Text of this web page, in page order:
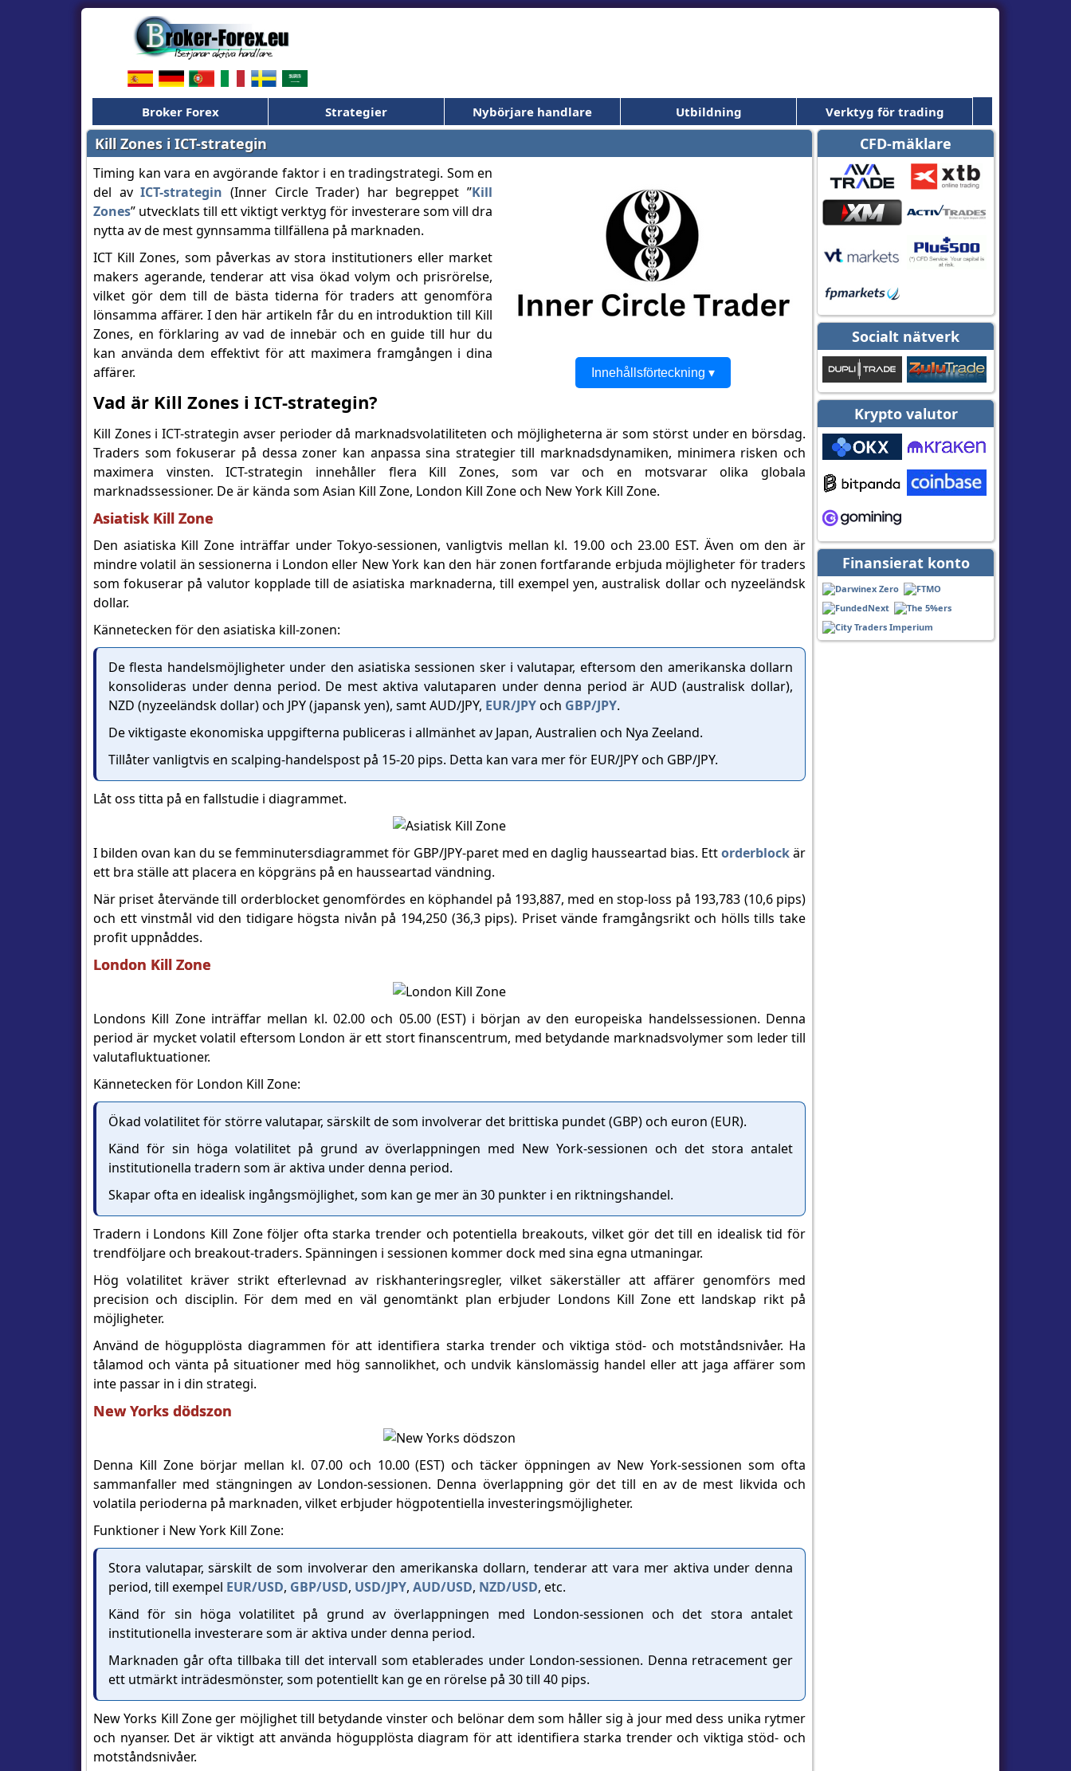
Broker Forex Strategier Nybörjare handlare Utbildning Verktyg för trading
CFD-mäklare
Socialt nätverk
Krypto valutor
Finansierat konto
Kill Zones i ICT-strategin
Innehållsförteckning ▾
Timing kan vara en avgörande faktor i en tradingstrategi. Som en
del avICT-strategin (Inner Circle Trader) har begreppet ”Kill
Zones” utvecklats till ett viktigt verktyg för investerare som vill dra
nytta av de mest gynnsamma tillfällena på marknaden.
ICT Kill Zones, som påverkas av stora institutioners eller market
makers agerande, tenderar att visa ökad volym och prisrörelse,
vilket gör dem till de bästa tiderna för traders att genomföra
lönsamma affärer. I den här artikeln får du en introduktion till Kill
Zones, en förklaring av vad de innebär och en guide till hur du
kan använda dem effektivt för att maximera framgången i dina
affärer.
Vad är Kill Zones i ICT-strategin?
Kill Zones i ICT-strategin avser perioder då marknadsvolatiliteten och möjligheterna är som störst under en börsdag.
Traders som fokuserar på dessa zoner kan anpassa sina strategier till marknadsdynamiken, minimera risken och
maximera vinsten. ICT-strategin innehåller flera Kill Zones, som var och en motsvarar olika globala
marknadssessioner. De är kända som Asian Kill Zone, London Kill Zone och New York Kill Zone.
Asiatisk Kill Zone
Den asiatiska Kill Zone inträffar under Tokyo-sessionen, vanligtvis mellan kl. 19.00 och 23.00 EST. Även om den är
mindre volatil än sessionerna i London eller New York kan den här zonen fortfarande erbjuda möjligheter för traders
som fokuserar på valutor kopplade till de asiatiska marknaderna, till exempel yen, australisk dollar och nyzeeländsk
dollar.
Kännetecken för den asiatiska kill-zonen:
De flesta handelsmöjligheter under den asiatiska sessionen sker i valutapar, eftersom den amerikanska dollarn
konsolideras under denna period. De mest aktiva valutaparen under denna period är AUD (australisk dollar),
NZD (nyzeeländsk dollar) och JPY (japansk yen), samt AUD/JPY, EUR/JPYoch GBP/JPY.
De viktigaste ekonomiska uppgifterna publiceras i allmänhet av Japan, Australien och Nya Zeeland.
Tillåter vanligtvis en scalping-handelspost på 15-20 pips. Detta kan vara mer för EUR/JPY och GBP/JPY.
Låt oss titta på en fallstudie i diagrammet.
I bilden ovan kan du se femminutersdiagrammet för GBP/JPY-paret med en daglig hausseartad bias. Ettorderblockär
ett bra ställe att placera en köpgräns på en hausseartad vändning.
När priset återvände till orderblocket genomfördes en köphandel på 193,887, med en stop-loss på 193,783 (10,6 pips)
och ett vinstmål vid den tidigare högsta nivån på 194,250 (36,3 pips). Priset vände framgångsrikt och hölls tills take
profit uppnåddes.
London Kill Zone
Londons Kill Zone inträffar mellan kl. 02.00 och 05.00 (EST) i början av den europeiska handelssessionen. Denna
period är mycket volatil eftersom London är ett stort finanscentrum, med betydande marknadsvolymer som leder till
valutafluktuationer.
Kännetecken för London Kill Zone:
Ökad volatilitet för större valutapar, särskilt de som involverar det brittiska pundet (GBP) och euron (EUR).
Känd för sin höga volatilitet på grund av överlappningen med New York-sessionen och det stora antalet
institutionella tradern som är aktiva under denna period.
Skapar ofta en idealisk ingångsmöjlighet, som kan ge mer än 30 punkter i en riktningshandel.
Tradern i Londons Kill Zone följer ofta starka trender och potentiella breakouts, vilket gör det till en idealisk tid för
trendföljare och breakout-traders. Spänningen i sessionen kommer dock med sina egna utmaningar.
Hög volatilitet kräver strikt efterlevnad av riskhanteringsregler, vilket säkerställer att affärer genomförs med
precision och disciplin. För dem med en väl genomtänkt plan erbjuder Londons Kill Zone ett landskap rikt på
möjligheter.
Använd de högupplösta diagrammen för att identifiera starka trender och viktiga stöd- och motståndsnivåer. Ha
tålamod och vänta på situationer med hög sannolikhet, och undvik känslomässig handel eller att jaga affärer som
inte passar in i din strategi.
New Yorks dödszon
Denna Kill Zone börjar mellan kl. 07.00 och 10.00 (EST) och täcker öppningen av New York-sessionen som ofta
sammanfaller med stängningen av London-sessionen. Denna överlappning gör det till en av de mest likvida och
volatila perioderna på marknaden, vilket erbjuder högpotentiella investeringsmöjligheter.
Funktioner i New York Kill Zone:
Stora valutapar, särskilt de som involverar den amerikanska dollarn, tenderar att vara mer aktiva under denna
period, till exempel EUR/USD, GBP/USD, USD/JPY, AUD/USD, NZD/USD, etc.
Känd för sin höga volatilitet på grund av överlappningen med London-sessionen och det stora antalet
institutionella investerare som är aktiva under denna period.
Marknaden går ofta tillbaka till det intervall som etablerades under London-sessionen. Denna retracement ger
ett utmärkt inträdesmönster, som potentiellt kan ge en rörelse på 30 till 40 pips.
New Yorks Kill Zone ger möjlighet till betydande vinster och belönar dem som håller sig à jour med dess unika rytmer
och nyanser. Det är viktigt att använda högupplösta diagram för att identifiera starka trender och viktiga stöd- och
motståndsnivåer.